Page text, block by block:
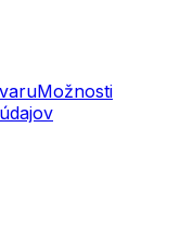
Možnosti